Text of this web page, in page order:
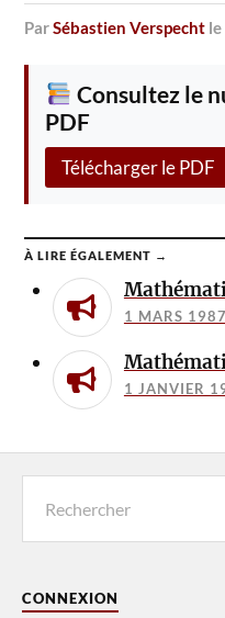
parSébastien Verspecht le
Consultez le
PDF
Télécharger le PDF
À LIRE ÉGALEMENT →
1 MARS 1987
1 JANVIER
CONNEXION